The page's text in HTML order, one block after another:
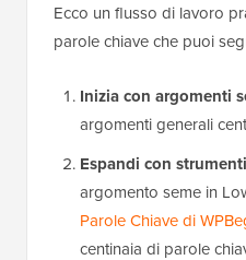
Ecco un flusso di lavoro
parole chiave che puoi
Inizia con argomenti
argomenti generali
Espandi con strumenti
argomento seme in
Parole Chiave di
centinaia di parole